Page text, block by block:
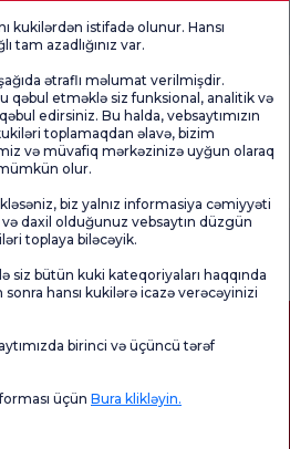
Tibbi Texnologiyalar
Məmnuniyyət
yoxlayın.
Sorğusu
kukilərdən istifadə olunur. Hansı
tam azadlığınız var.
ətraflı məlumat verilmişdir.
qəbul etməklə siz funksional, analitik və
edirsiniz. Bu halda, vebsaytımızın
toplamaqdan əlavə, bizim
və müvafiq mərkəzinizə uyğun olaraq
olur.
biz yalnız informasiya cəmiyyəti
daxil olduğunuz vebsaytın düzgün
toplaya biləcəyik.
siz bütün kuki kateqoriyaları haqqında
hansı kukilərə icazə verəcəyinizi
birinci və üçüncü tərəf
üçün Bura klikləyin.